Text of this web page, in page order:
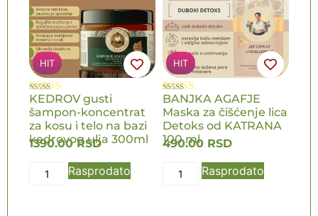
HIT
Ocenjeno
5.00od 5 na
osnovu
13
ocena kupaca
KEDROV gusti
šampon-koncentrat
za kosu i telo na bazi
kedrovog ulja 300ml
1390.00RSD
Rasprodato
HIT
Ocenjeno
5.00od 5 na
osnovu
2
ocene kupca
BANJKA AGAFJE
Maska za čišćenje lica
Detoks od KATRANA
100 ml
490.00 RSD
Rasprodato